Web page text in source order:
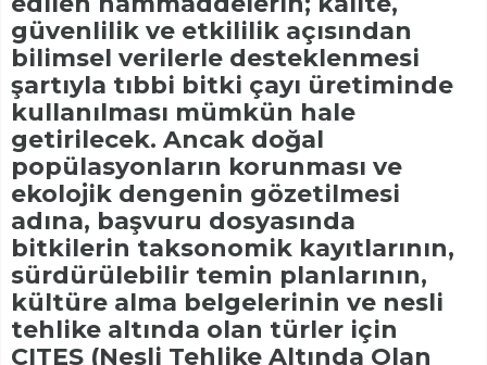
güvenlilik ve etkililik açısından
bilimsel verilerle desteklenmesi
şartıyla tıbbi bitki çayı üretiminde
kullanılması mümkün hale
getirilecek. Ancak doğal
popülasyonların korunması ve
ekolojik dengenin gözetilmesi
adına, başvuru dosyasında
bitkilerin taksonomik kayıtlarının,
sürdürülebilir temin planlarının,
kültüre alma belgelerinin ve nesli
tehlike altında olan türler için
CITES (Nesli Tehlike Altında Olan